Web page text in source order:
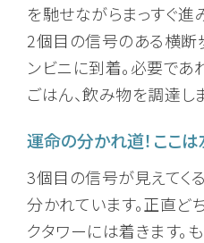
を馳せながらまっすぐ進
2個目の信号のある横断
ンビニに到着。必要で
ごはん、飲み物を調達し
運命の分かれ道！ここ
3個目の信号が見えてく
分かれています。正直ど
クタワーには着きます。